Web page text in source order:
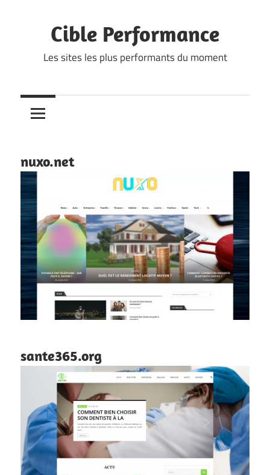
contentCible Performance
Les sites les plus performants du moment
nuxo.net
sante365.org